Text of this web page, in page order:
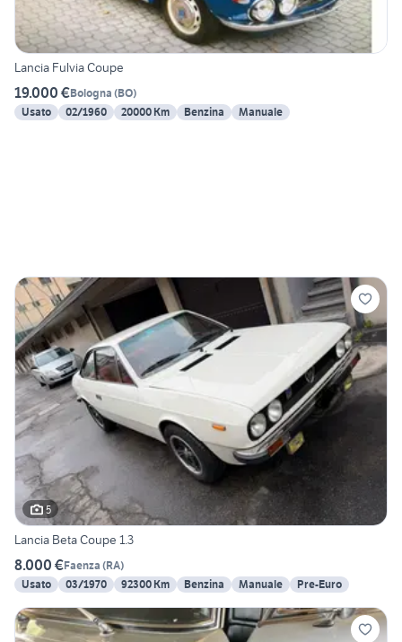
Lancia Fulvia Coupe
19.000 €Bologna (BO)
Usato
02/1960 20000 Km Benzina Manuale
5
Lancia Beta Coupe 1.3
8.000 €Faenza (RA)
Usato
03/1970 92300 Km Benzina Manuale Pre-Euro